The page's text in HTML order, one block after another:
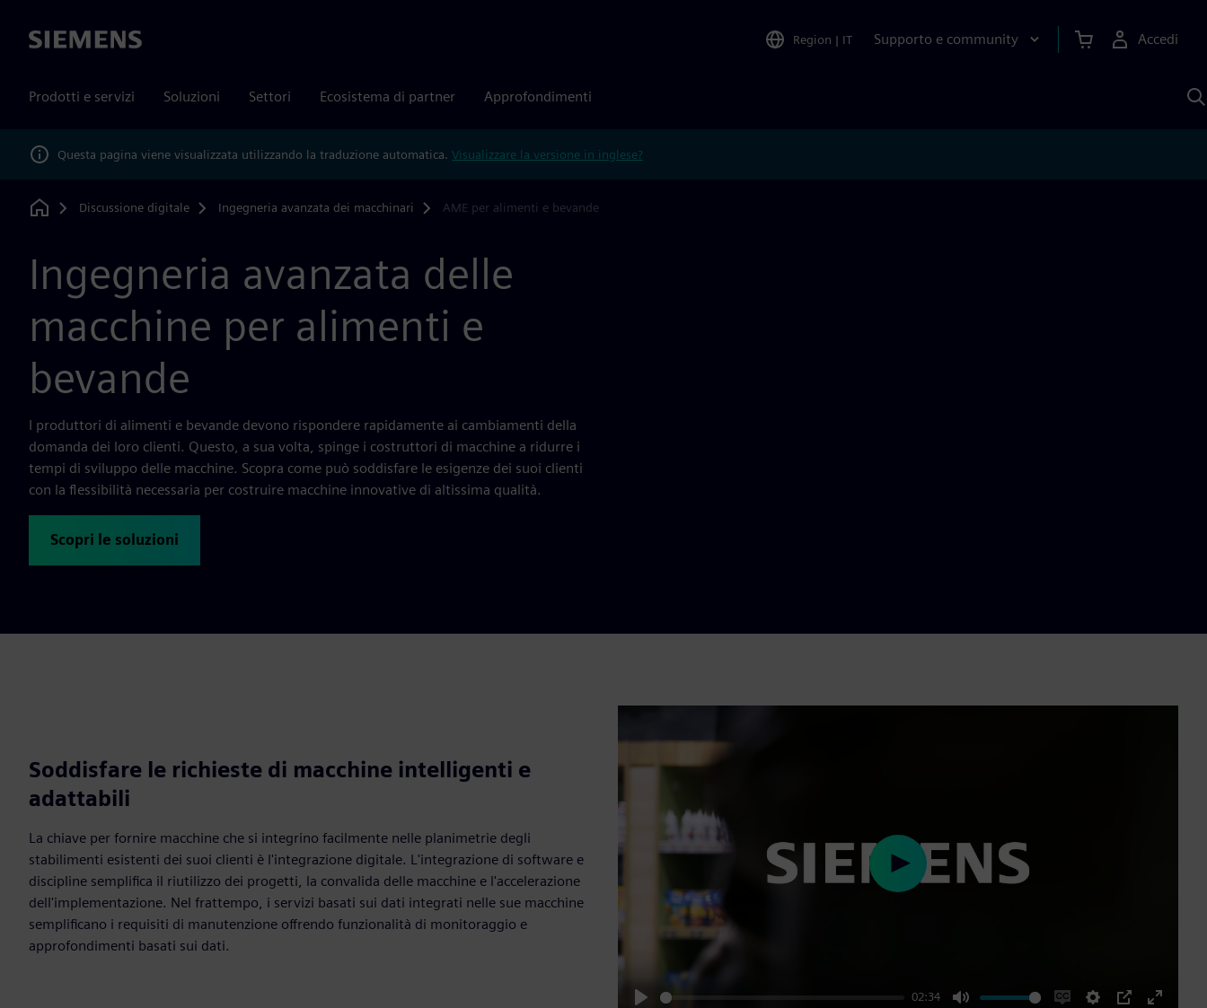
Siemens Region | IT Supporto e community Accedi
Prodotti e servizi Soluzioni Settori Ecosistema di partner Approfondimenti
Questa pagina viene visualizzata utilizzando la traduzione automatica. Visualizzare la versione in inglese?
Home
Discussione digitale Ingegneria avanzata dei macchinari AME per alimenti e bevande
Ingegneria avanzata delle
macchine per alimenti e
bevande
I produttori di alimenti e bevande devono rispondere rapidamente ai cambiamenti della
domanda dei loro clienti. Questo, a sua volta, spinge i costruttori di macchine a ridurre i
tempi di sviluppo delle macchine. Scopra come può soddisfare le esigenze dei suoi clienti
con la flessibilità necessaria per costruire macchine innovative di altissima qualità.
Scopri le soluzioni
Soddisfare le richieste di macchine intelligenti e
adattabili
La chiave per fornire macchine che si integrino facilmente nelle planimetrie degli
stabilimenti esistenti dei suoi clienti è l'integrazione digitale. L'integrazione di software e
discipline semplifica il riutilizzo dei progetti, la convalida delle macchine e l'accelerazione
dell'implementazione. Nel frattempo, i servizi basati sui dati integrati nelle sue macchine
semplificano i requisiti di manutenzione offrendo funzionalità di monitoraggio e
approfondimenti basati sui dati.
02:34
Play